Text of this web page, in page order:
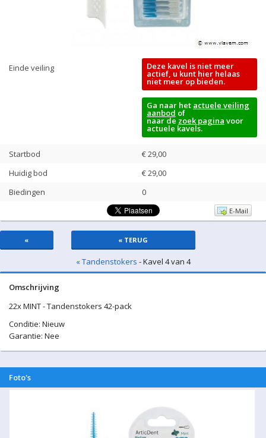
Einde veiling Deze kavel is niet meer
actief, u kunt hier helaas
niet meer op bieden.
Ga naar het actuele veiling
aanbod of
naar de zoek pagina voor
actuele kavels.
Startbod
€ 29,00
Huidig bod
€29,00
Biedingen
0
E-Mail
« « TERUG
« Tandenstokers - Kavel 4 van 4
Omschrijving
22x MINT - Tandenstokers 42-pack
Conditie: Nieuw
Garantie: Nee
Foto's